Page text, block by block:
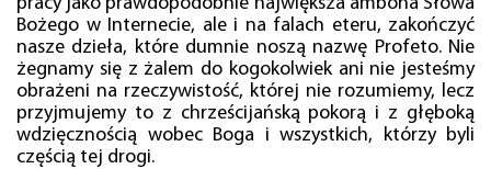
Bożego w Internecie, ale i na falach eteru, zakończyć
nasze dzieła, które dumnie noszą nazwę Profeto. Nie
żegnamy się z żalem do kogokolwiek ani nie jesteśmy
obrażeni na rzeczywistość, której nie rozumiemy, lecz
przyjmujemy to z chrześcijańską pokorą i z głęboką
wdzięcznością wobec Boga i wszystkich, którzy byli
częścią tej drogi.